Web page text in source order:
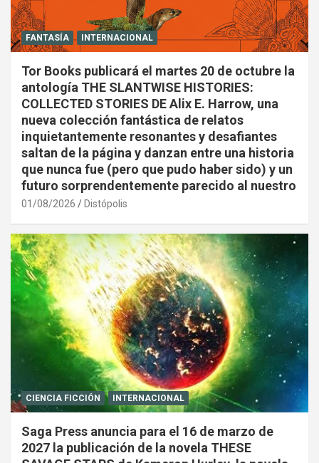
FANTASÍA INTERNACIONAL
Tor Books publicará el martes 20 de octubre la
antología THE SLANTWISE HISTORIES:
COLLECTED STORIES DE Alix E. Harrow, una
nueva colección fantástica de relatos
inquietantemente resonantes y desafiantes
saltan de la página y danzan entre una historia
que nunca fue (pero que pudo haber sido) y un
futuro sorprendentemente parecido al nuestro
01/08/2026 Distópolis
CIENCIA FICCIÓN INTERNACIONAL
Saga Press anuncia para el 16 de marzo de
2027 la publicación de la novela THESE